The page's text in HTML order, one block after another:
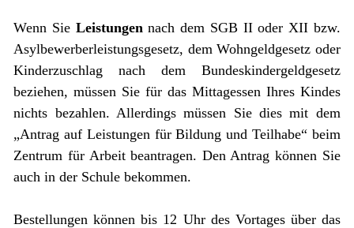
Wenn Sie Leistungen nach dem SGB II oder XII bzw.
Asylbewerberleistungsgesetz, dem Wohngeldgesetz oder
Kinderzuschlag nach dem Bundeskindergeldgesetz
beziehen, müssen Sie für das Mittagessen Ihres Kindes
nichts bezahlen. Allerdings müssen Sie dies mit dem
„Antrag auf Leistungen für Bildung und Teilhabe“ beim
Zentrum für Arbeit beantragen. Den Antrag können Sie
auch in der Schule bekommen.
Bestellungen können bis 12 Uhr des Vortages über das